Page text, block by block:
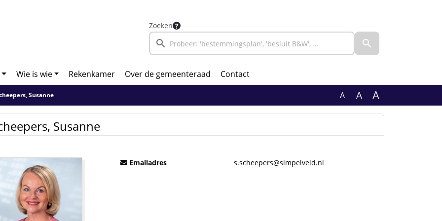
Zoeken
Wie is wie Rekenkamer Over de gemeenteraad Contact
Susanne A A A
Susanne
Emailadres s.scheepers@simpelveld.nl